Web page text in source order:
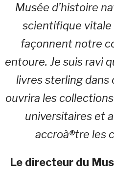
Musée d’histoire
scientifique
façonnent notre
entoure.Je suis ravi
livres sterling
ouvrira les
universitaires et
accroà®tre les
Le directeur du